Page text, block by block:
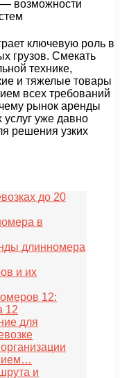
ключевую роль в
грузов. Смекать
технике,
и тяжелые товары
всех требований
рынок аренды
уже давно
решения узких
до 20
в
длинномера
и их
12:
12
для
и